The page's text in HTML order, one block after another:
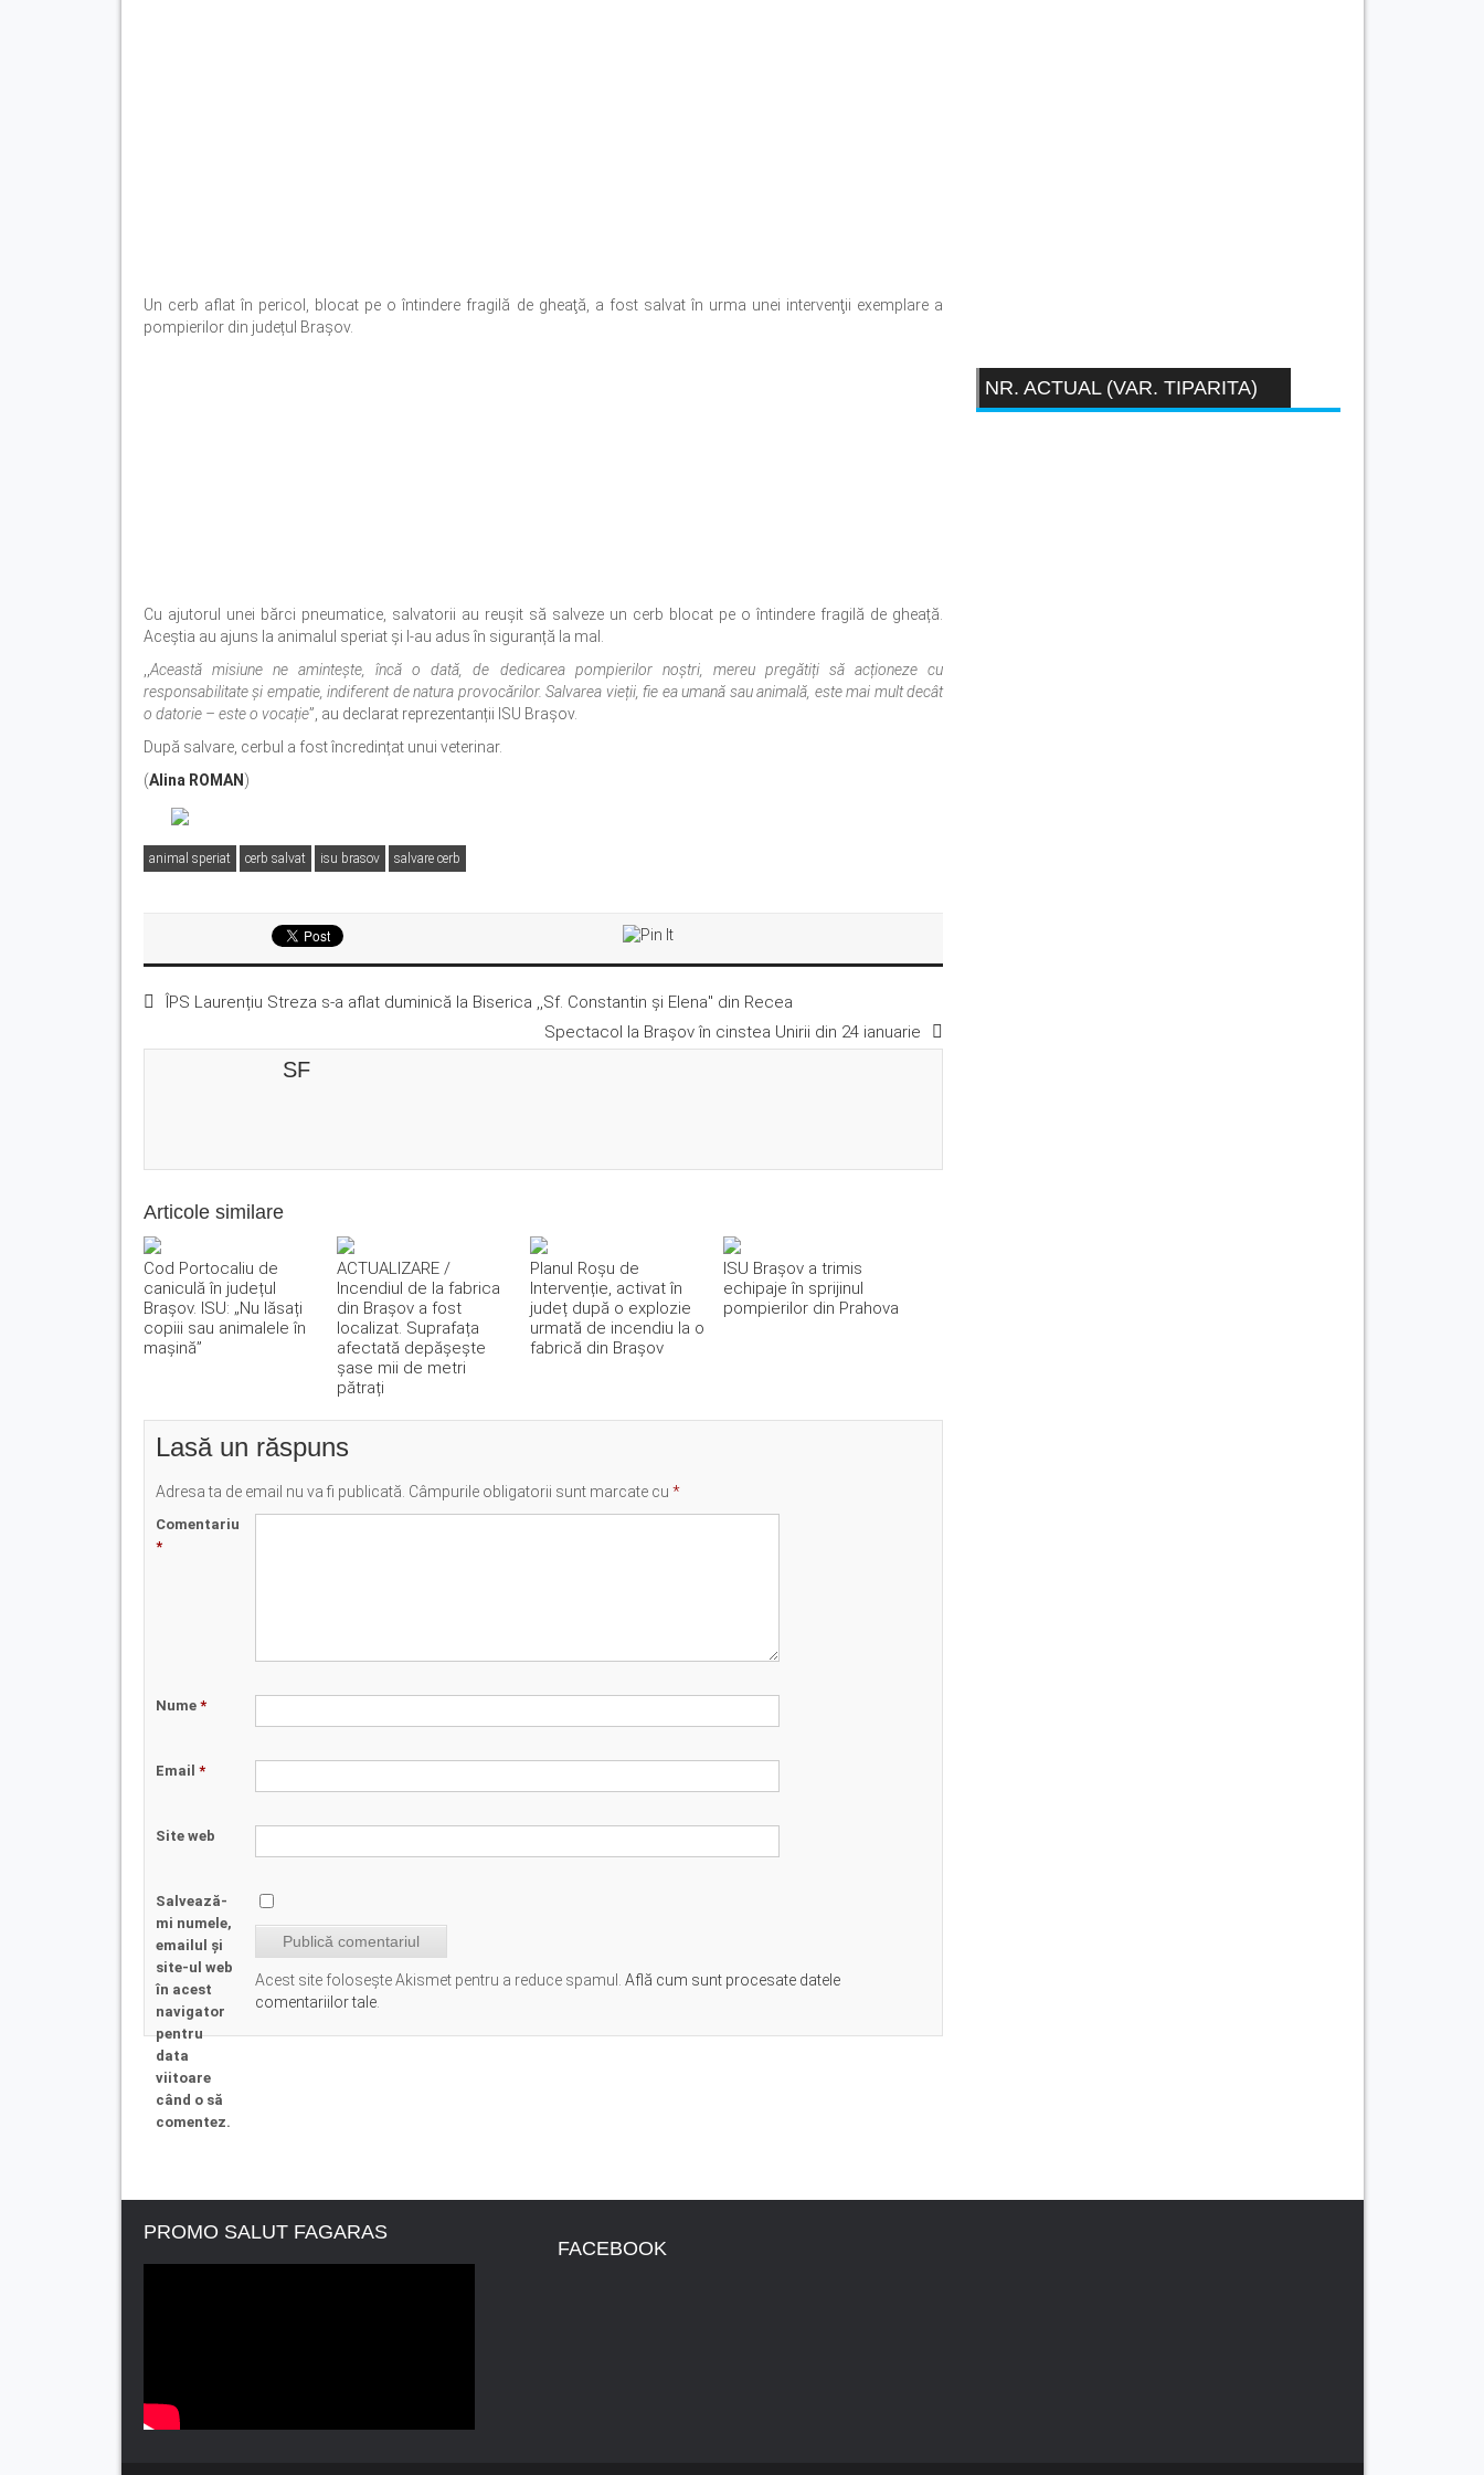
Un cerb aflat în pericol, blocat pe o întindere fragilă de gheaţă, a fost salvat în urma unei intervenţii exemplare a
pompierilor din județul Brașov.
Cu ajutorul unei bărci pneumatice, salvatorii au reușit să salveze un cerb blocat pe o întindere fragilă de gheață.
Aceștia au ajuns la animalul speriat și l-au adus în siguranță la mal.
Această misiune ne amintește, încă o dată, de dedicarea pompierilor noștri, mereu pregătiți să acționeze cu
responsabilitate și empatie, indiferent de natura provocărilor. Salvarea vieții, fie ea umană sau animală, este mai mult decât
o datorie – este o vocație”, au declarat reprezentanții ISU Brașov.
După salvare, cerbul a fost încredințat unui veterinar.
(Alina ROMAN )
animal speriat cerb salvat isu brasov salvare cerb
ÎPS Laurențiu Streza s-a aflat duminică la Biserica ,,Sf. Constantin și Elena'' din Recea
Spectacol la Brașov în cinstea Unirii din 24 ianuarie
SF
Articole similare
Cod Portocaliu de
caniculă în județul
Brașov. ISU: „Nu lăsați
copiii sau animalele în
mașină”
ACTUALIZARE /
Incendiul de la fabrica
din Brașov a fost
localizat. Suprafața
afectată depășește
șase mii de metri
pătrați
Planul Roșu de
Intervenție, activat în
județ după o explozie
urmată de incendiu la o
fabrică din Brașov
ISU Brașov a trimis
echipaje în sprijinul
pompierilor din Prahova
Lasă un răspuns
Adresa ta de email nu va fi publicată. Câmpurile obligatorii sunt marcate cu *
Comentariu
*
Nume *
Email *
Site web
Salvează-
mi numele,
emailul și
site-ul web
în acest
navigator
pentru
data
viitoare
când o să
comentez.
Acest site folosește Akismet pentru a reduce spamul. Află cum sunt procesate datele
comentariilor tale
NR. ACTUAL (VAR. TIPARITA)
PROMO SALUT FAGARAS
FACEBOOK